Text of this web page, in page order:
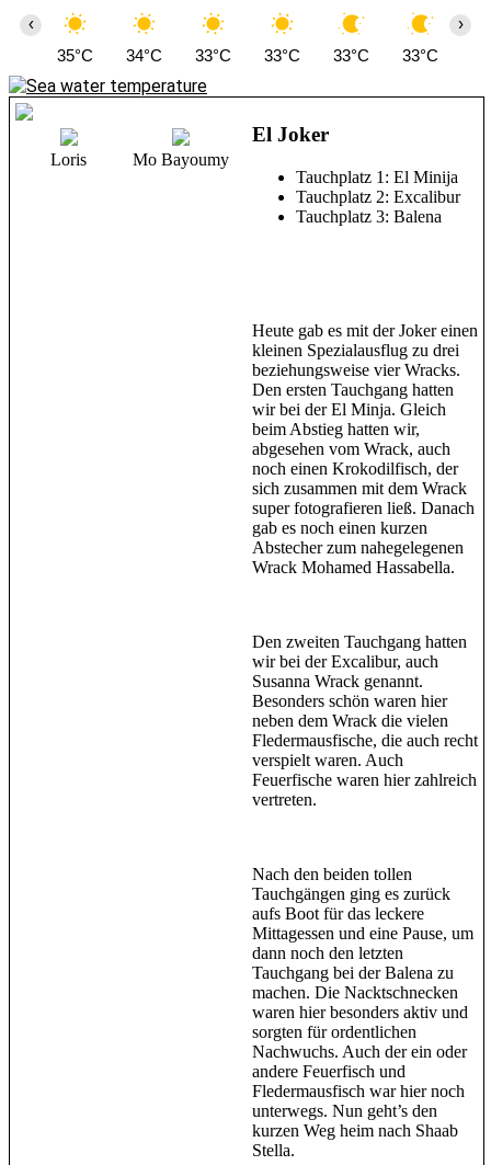
35°C 34°C 33°C 33°C 33°C 33°C
‹ ›
Loris Mo Bayoumy
El Joker
Tauchplatz 1: El Minija
Tauchplatz 2: Excalibur
Tauchplatz 3: Balena
Heute gab es mit der Joker einen
kleinen Spezialausflug zu drei
beziehungsweise vier Wracks.
Den ersten Tauchgang hatten
wir bei der El Minja. Gleich
beim Abstieg hatten wir,
abgesehen vom Wrack, auch
noch einen Krokodilfisch, der
sich zusammen mit dem Wrack
super fotografieren ließ. Danach
gab es noch einen kurzen
Abstecher zum nahegelegenen
Wrack Mohamed Hassabella.
Den zweiten Tauchgang hatten
wir bei der Excalibur, auch
Susanna Wrack genannt.
Besonders schön waren hier
neben dem Wrack die vielen
Fledermausfische, die auch recht
verspielt waren. Auch
Feuerfische waren hier zahlreich
vertreten.
Nach den beiden tollen
Tauchgängen ging es zurück
aufs Boot für das leckere
Mittagessen und eine Pause, um
dann noch den letzten
Tauchgang bei der Balena zu
machen. Die Nacktschnecken
waren hier besonders aktiv und
sorgten für ordentlichen
Nachwuchs. Auch der ein oder
andere Feuerfisch und
Fledermausfisch war hier noch
unterwegs. Nun geht’s den
kurzen Weg heim nach Shaab
Stella.